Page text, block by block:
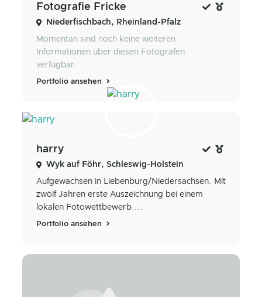
Fotografie Fricke
Niederfischbach, Rheinland-Pfalz
Momentan sind noch keine weiteren
Informationen über diesen Fotografen
verfügbar.
Portfolio ansehen
harry
Wyk auf Föhr, Schleswig-Holstein
Aufgewachsen in Liebenburg/Niedersachsen. Mit
zwölf Jahren erste Auszeichnung bei einem
lokalen Fotowettbewerb....
Portfolio ansehen